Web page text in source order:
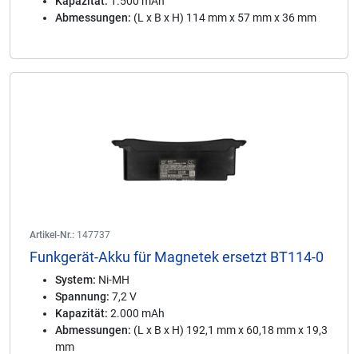
Abmessungen: (L x B x H) 114 mm x 57 mm x 36 mm
Artikel-Nr.: 147737
Funkgerät-Akku für Magnetek ersetzt BT114-0
System: Ni-MH
Spannung: 7,2 V
Kapazität: 2.000 mAh
Abmessungen: (L x B x H) 192,1 mm x 60,18 mm x 19,3
mm